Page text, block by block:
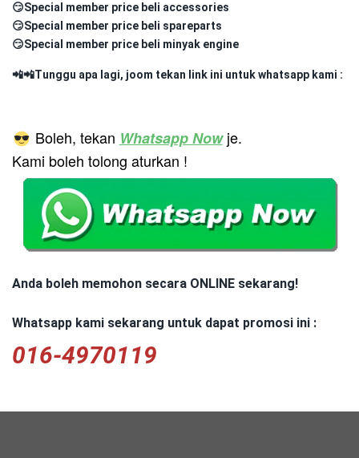
😏Special member price beli accessories
😏Special member price beli spareparts
😏Special member price beli minyak engine
📲📲Tunggu apa lagi, joom tekan link ini untuk whatsapp kami :
Boleh, tekan Whatsapp Nowje.
Kami boleh tolong aturkan !
Anda boleh memohon secara ONLINE sekarang!
Whatsapp kami sekarang untuk dapat promosi ini :
016-4970119